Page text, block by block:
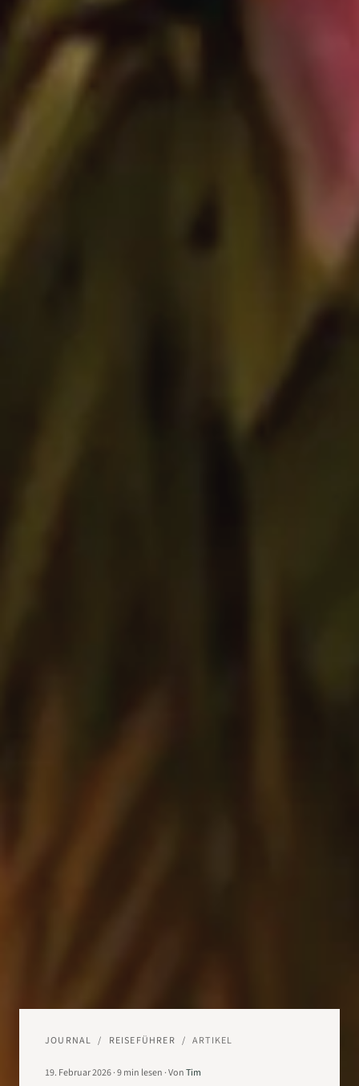
JOURNAL / REISEFÜHRER / ARTIKEL
19. Februar 2026·9min lesen ·VonTim